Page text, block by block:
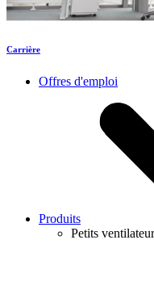
Carrière
Offres d'emploi
Produits
Petits